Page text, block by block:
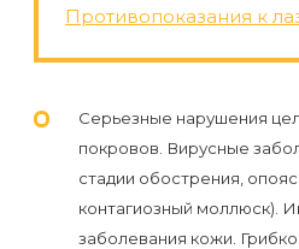
Противопоказания к
Серьезные нарушения
покровов. Вирусные
стадии обострения,
контагиозный моллюск).
заболевания кожи.